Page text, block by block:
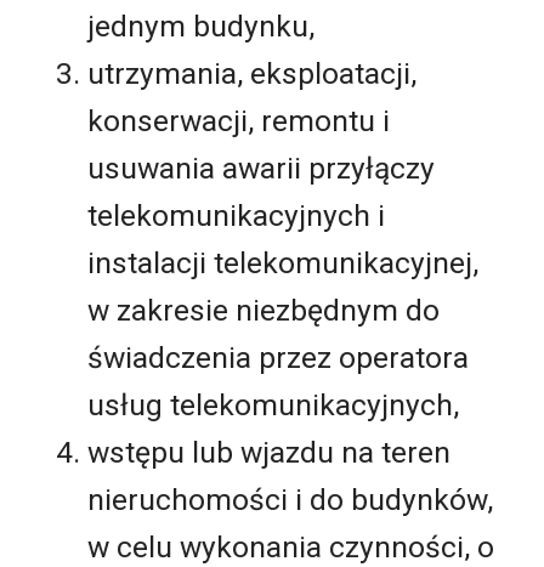
jednym budynku,
utrzymania, eksploatacji,
konserwacji, remontu i
usuwania awarii przyłączy
telekomunikacyjnych i
instalacji telekomunikacyjnej,
w zakresie niezbędnym do
świadczenia przez operatora
usług telekomunikacyjnych,
wstępu lub wjazdu na teren
nieruchomości i do budynków,
w celu wykonania czynności, o